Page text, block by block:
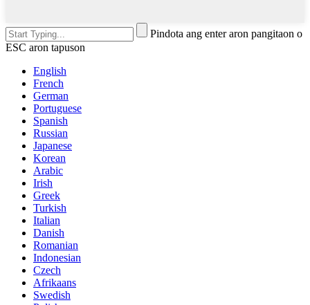
Pindota ang enter aron pangitaon o
ESC aron tapuson
English
French
German
Portuguese
Spanish
Russian
Japanese
Korean
Arabic
Irish
Greek
Turkish
Italian
Danish
Romanian
Indonesian
Czech
Afrikaans
Swedish